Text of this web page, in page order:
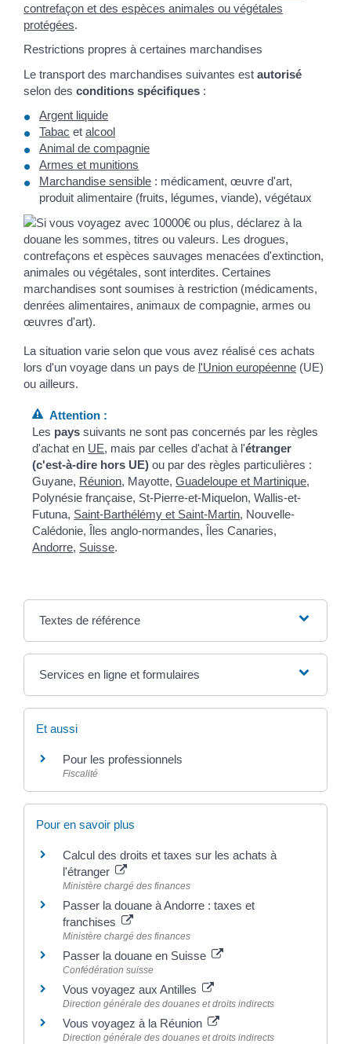
contrefaçon et des espèces animales ou végétales
protégées.
Restrictions propres à certaines marchandises
Le transport des marchandises suivantes est autorisé
selon des conditions spécifiques :
Argent liquide
Tabac et alcool
Animal de compagnie
Armes et munitions
Marchandise sensible : médicament, œuvre d'art,
produit alimentaire (fruits, légumes, viande), végétaux
La situation varie selon que vous avez réalisé ces achats
lors d'un voyage dans un pays de l'Union européenne (UE)
ou ailleurs.
Attention :
Les pays suivants ne sont pas concernés par les règles
d'achat en UE, mais par celles d'achat à l'étranger
(c'est-à-dire hors UE) ou par des règles particulières :
Guyane, Réunion, Mayotte,Guadeloupe et Martinique,
Polynésie française, St-Pierre-et-Miquelon, Wallis-et-
Futuna, Saint-Barthélémy et Saint-Martin, Nouvelle-
Calédonie, Îles anglo-normandes, Îles Canaries,
Andorre, Suisse.
Textes de référence
Services en ligne et formulaires
Et aussi
Pour les professionnels
Fiscalité
Pour en savoir plus
Calcul des droits et taxes sur les achats à
l'étranger
Ministère chargé des finances
Passer la douane à Andorre : taxes et
franchises
Ministère chargé des finances
Passer la douane en Suisse
Confédération suisse
Vous voyagez aux Antilles
Direction générale des douanes et droits indirects
Vous voyagez à la Réunion
Direction générale des douanes et droits indirects